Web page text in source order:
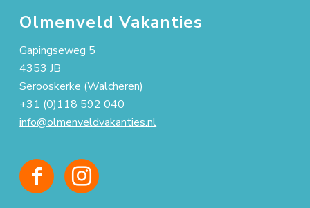
Olmenveld Vakanties
Gapingseweg 5
4353 JB
Serooskerke (Walcheren)
+31 (0)118 592 040
info@olmenveldvakanties.nl